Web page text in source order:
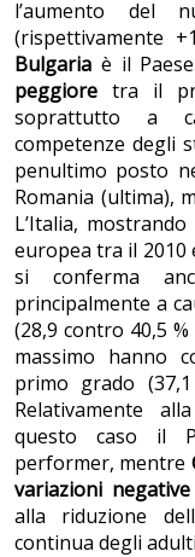
l’aumento del
(rispettivamente
Bulgaria è il
peggiore tra il
soprattutto a
competenze degli
penultimo posto
Romania (ultima),
L’Italia,
europea tra il 2010
si conferma
principalmente a
(28,9 contro 40,5
massimo hanno
primo grado
Relativamente
questo caso il
performer, mentre
variazioni
alla riduzione
continua degli